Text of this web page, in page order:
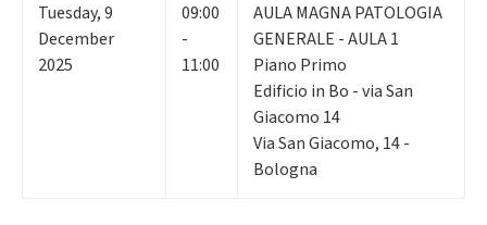
Tuesday,9
December
2025
09:00
-
11:00
AULA MAGNA PATOLOGIA
GENERALE - AULA 1
Piano Primo
Edificio in Bo - via San
Giacomo 14
Via San Giacomo, 14 -
Bologna